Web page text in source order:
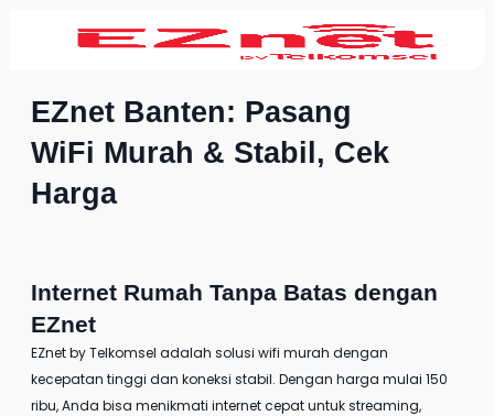
EZnet Banten: Pasang
WiFi Murah & Stabil, Cek
Harga
Internet Rumah Tanpa Batas dengan
EZnet
EZnet by Telkomsel adalah solusi wifi murah dengan
kecepatan tinggi dan koneksi stabil. Dengan harga mulai 150
ribu, Anda bisa menikmati internet cepat untuk streaming,